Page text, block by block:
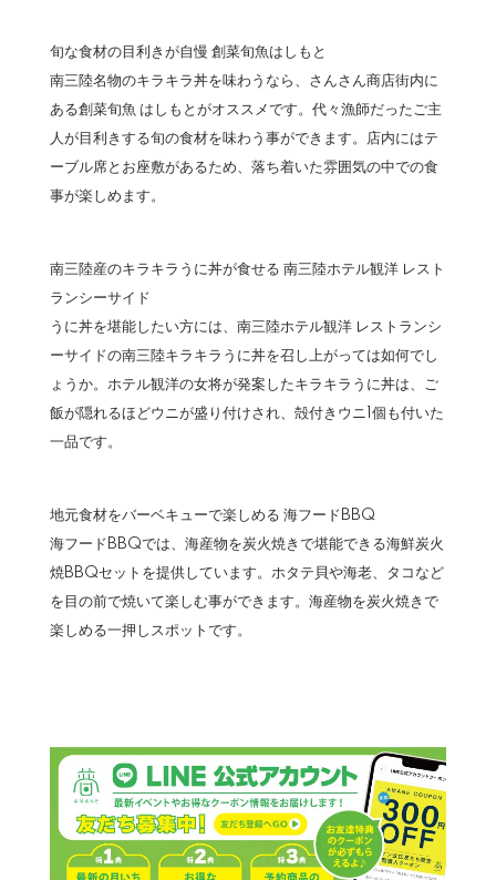
旬な食材の目利きが自慢 創菜旬魚はしもと
南三陸名物のキラキラ丼を味わうなら、さんさん商店街内に
ある創菜旬魚 はしもとがオススメです。代々漁師だったご主
人が目利きする旬の食材を味わう事ができます。店内にはテ
ーブル席とお座敷があるため、落ち着いた雰囲気の中での食
事が楽しめます。
南三陸産のキラキラうに丼が食せる 南三陸ホテル観洋 レスト
ランシーサイド
うに丼を堪能したい方には、南三陸ホテル観洋 レストランシ
ーサイドの南三陸キラキラうに丼を召し上がっては如何でし
ょうか。ホテル観洋の女将が発案したキラキラうに丼は、ご
飯が隠れるほどウニが盛り付けされ、殻付きウニ1個も付いた
一品です。
地元食材をバーベキューで楽しめる 海フードBBQ
海フードBBQでは、海産物を炭火焼きで堪能できる海鮮炭火
焼BBQセットを提供しています。ホタテ貝や海老、タコなど
を目の前で焼いて楽しむ事ができます。海産物を炭火焼きで
楽しめる一押しスポットです。